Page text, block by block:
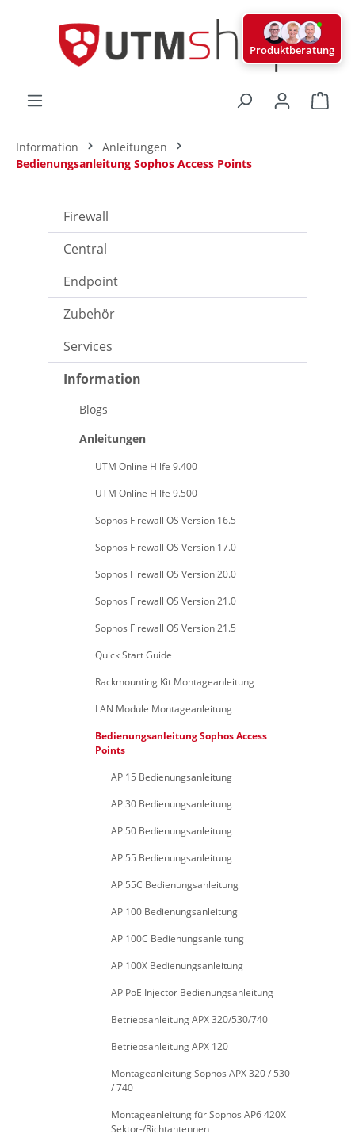
Information
Anleitungen
Bedienungsanleitung Sophos Access Points
Firewall
Central
Endpoint
Zubehör
Services
Information
Blogs
Anleitungen
UTM Online Hilfe 9.400
UTM Online Hilfe 9.500
Sophos Firewall OS Version 16.5
Sophos Firewall OS Version 17.0
Sophos Firewall OS Version 20.0
Sophos Firewall OS Version 21.0
Sophos Firewall OS Version 21.5
Quick Start Guide
Rackmounting Kit Montageanleitung
LAN Module Montageanleitung
Bedienungsanleitung Sophos Access
Points
AP 15 Bedienungsanleitung
AP 30 Bedienungsanleitung
AP 50 Bedienungsanleitung
AP 55 Bedienungsanleitung
AP 55C Bedienungsanleitung
AP 100 Bedienungsanleitung
AP 100C Bedienungsanleitung
AP 100X Bedienungsanleitung
AP PoE Injector Bedienungsanleitung
Betriebsanleitung APX 320/530/740
Betriebsanleitung APX 120
Montageanleitung Sophos APX 320 / 530
/ 740
Montageanleitung für Sophos AP6 420X
Sektor-/Richtantennen
Produktberatung